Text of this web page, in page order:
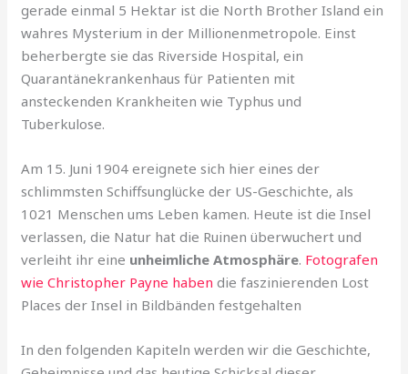
gerade einmal 5 Hektar ist die North Brother Island ein
wahres Mysterium in der Millionenmetropole. Einst
beherbergte sie das Riverside Hospital, ein
Quarantänekrankenhaus für Patienten mit
ansteckenden Krankheiten wie Typhus und
Tuberkulose.
Am 15. Juni 1904 ereignete sich hier eines der
schlimmsten Schiffsunglücke der US-Geschichte, als
1021 Menschen ums Leben kamen. Heute ist die Insel
verlassen, die Natur hat die Ruinen überwuchert und
verleiht ihr eine unheimliche Atmosphäre. Fotografen
wie Christopher Payne haben die faszinierenden Lost
Places der Insel in Bildbänden festgehalten
In den folgenden Kapiteln werden wir die Geschichte,